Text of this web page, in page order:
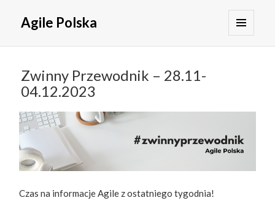
Agile Polska
Zwinny Przewodnik – 28.11-
04.12.2023
Czas na informacje Agile z ostatniego tygodnia!